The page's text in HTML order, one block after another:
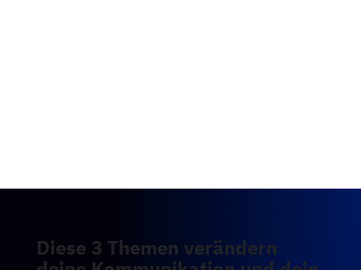
Diese 3 Themen verändern